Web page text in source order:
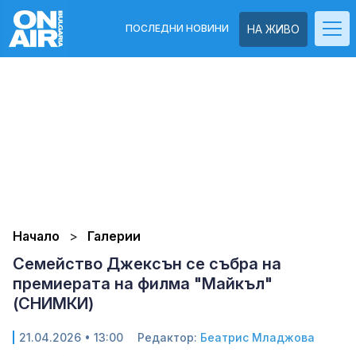
НА ЖИВО
ПОСЛЕДНИ НОВИНИ
Начало Галерии
Семейство Джексън се събра на
премиерата на филма "Майкъл"
(СНИМКИ)
21.04.2026 • 13:00 Редактор: Беатрис Младжова